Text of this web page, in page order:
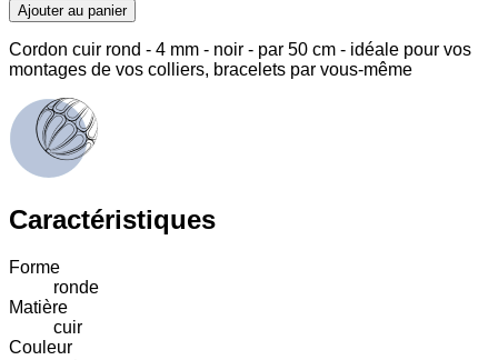
Ajouter au panier
Cordon cuir rond - 4 mm - noir - par 50 cm - idéale pour vos
montages de vos colliers, bracelets par vous-même
Caractéristiques
Forme
ronde
Matière
cuir
Couleur